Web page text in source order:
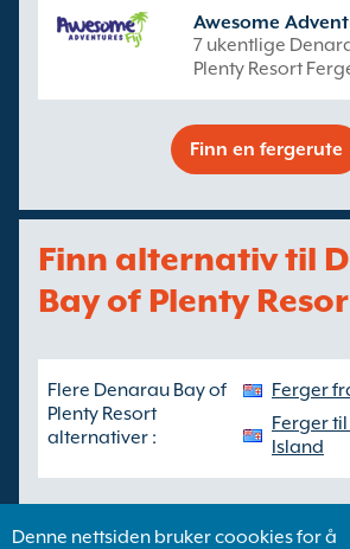
Awesome
7 ukentlige
Plenty Resort
Finn en fergerute
Finn alternativ til
Bay of Plenty
Flere Denarau Bay of
Plenty Resort
alternativer :
Ferger
Ferger
Island
Denne nettsiden bruker coookies for å